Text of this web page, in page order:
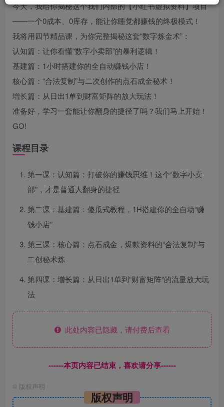
今天，我给你揭秘这个我们内部的【小红书虚拟资料】项目
——一个0成本、0库存，能让你睡觉都赚钱的终极模式！
我将用四节精品课，为你完整揭秘这套“数字炼金术”：
认知篇：让你看懂“数字小卖部”的暴利逻辑！
基建篇：1小时搭建你的全自动赚钱小店！
核心篇：“合法复制”与二次创作的点石成金秘术！
增长篇：从日出1单到财富矩阵的放大玩法！
准备好，学习一套能让你翻身的捷径了吗？我们马上开始！
GO!
课程目录
第一课：认知篇：打破你的赚钱思维！这个“数字小卖
部”，才是普通人翻身的捷径
第二课：基建篇：傻瓜式教程，1H搭建你的全自动“赚
钱小店”
第三课：核心篇：点石成金，爆款资料的“合法复制”与
二创秘术炼
第四课：增长篇：从日出1单到“财富矩阵”的流量放大玩
法
此处内容已隐藏，请付费后查看
------本页内容已结束，喜欢请分享------
© 版权声明
版权声明